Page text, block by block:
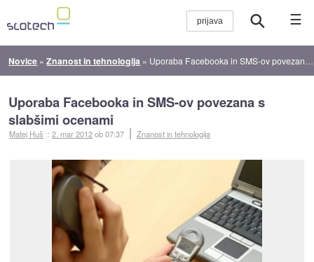
☰
Novice »Znanost in tehnologija » Uporaba Facebooka in SMS-ov povezana s slabšimi ocenami
Uporaba Facebooka in SMS-ov povezana s
slabšimi ocenami
Matej Huš ::2. mar 2012ob 07:37 Znanost in tehnologija